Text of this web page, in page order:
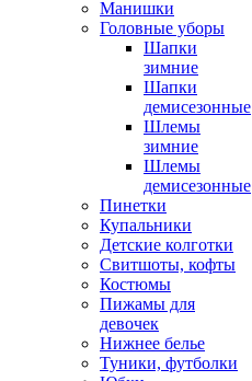
Манишки
Головные уборы
Шапки
зимние
Шапки
демисезонные
Шлемы
зимние
Шлемы
демисезонные
Пинетки
Купальники
Детские колготки
Свитшоты, кофты
Костюмы
Пижамы для
девочек
Нижнее белье
Туники, футболки